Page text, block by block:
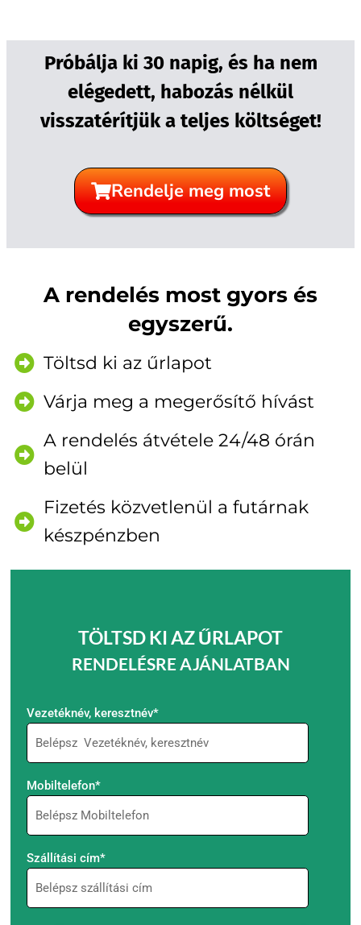
Próbálja ki 30 napig, és ha nem
elégedett, habozás nélkül
visszatérítjük a teljes költséget!
Rendelje meg most
A rendelés most gyors és
egyszerű.
Töltsd ki az űrlapot
Várja meg a megerősítő hívást
A rendelés átvétele 24/48 órán
belül
Fizetés közvetlenül a futárnak
készpénzben
TÖLTSD KI AZ ŰRLAPOT
RENDELÉSRE AJÁNLATBAN
Vezetéknév, keresztnév*
Mobiltelefon*
Szállítási cím*